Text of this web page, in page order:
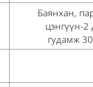
Баянхан,
цэнгүүн-2
гудамж